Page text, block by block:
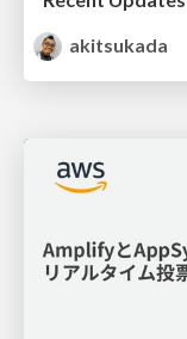
akitsukada